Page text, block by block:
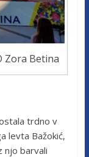
Zora Betina
trdno v
levta Bažokić,
njo barvali